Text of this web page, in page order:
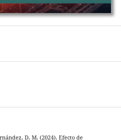
D. M. (2024). Efecto de